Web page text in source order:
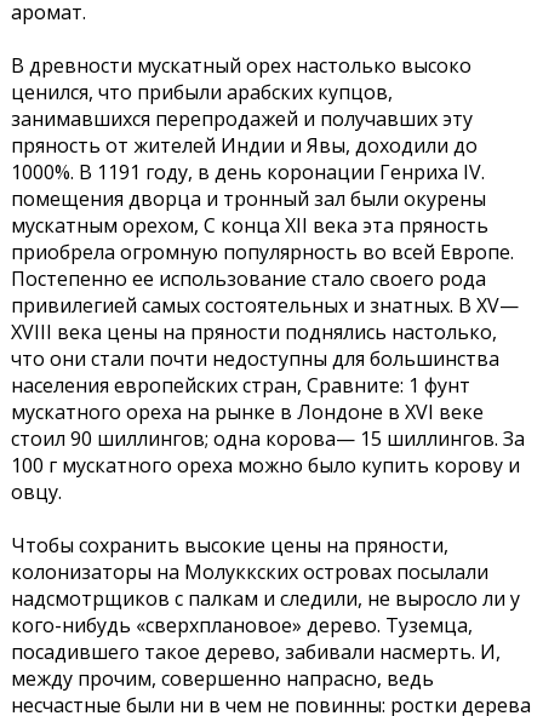
аромат.
В древности мускатный орех настолько высоко
ценился, что прибыли арабских купцов,
занимавшихся перепродажей и получавших эту
пряность от жителей Индии и Явы, доходили до
1000%. В 1191 году, в день коронации Генриха IV.
помещения дворца и тронный зал были окурены
мускатным орехом, С конца XII века эта пряность
приобрела огромную популярность во всей Европе.
Постепенно ее использование стало своего рода
привилегией самых состоятельных и знатных. В XV—
XVIII века цены на пряности поднялись настолько,
что они стали почти недоступны для большинства
населения европейских стран, Сравните: 1 фунт
мускатного ореха на рынке в Лондоне в XVI веке
стоил 90 шиллингов; одна корова— 15 шиллингов. За
100 г мускатного ореха можно было купить корову и
овцу.
Чтобы сохранить высокие цены на пряности,
колонизаторы на Молуккских островах посылали
надсмотрщиков с палкам и следили, не выросло ли у
кого-нибудь «сверхплановое» дерево. Туземца,
посадившего такое дерево, забивали насмерть. И,
между прочим, совершенно напрасно, ведь
несчастные были ни в чем не повинны: ростки дерева